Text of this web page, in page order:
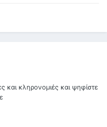
και κληρονομιές και ψηφίστε